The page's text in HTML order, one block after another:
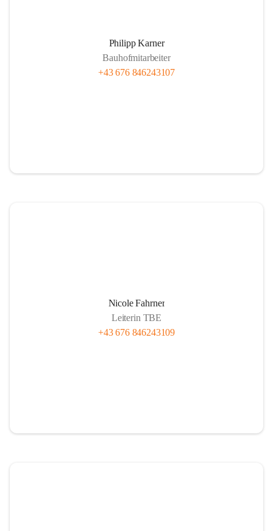
Philipp Karner
Bauhofmitarbeiter
+43 676 846243107
Nicole Fahrner
Leiterin TBE
+43 676 846243109